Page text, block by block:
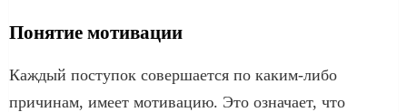
Понятие мотивации
Каждый поступок совершается по каким-либо
причинам, имеет мотивацию. Это означает, что